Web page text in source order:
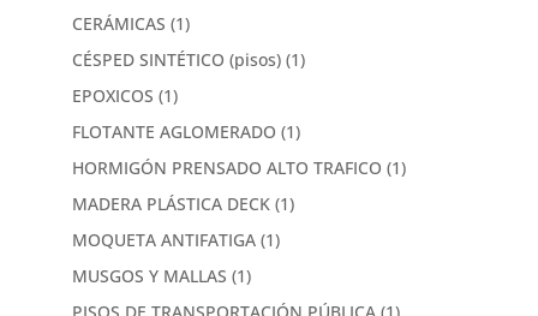
CERÁMICAS (1)
CÉSPED SINTÉTICO (pisos) (1)
EPOXICOS (1)
FLOTANTE AGLOMERADO (1)
HORMIGÓN PRENSADO ALTO TRAFICO (1)
MADERA PLÁSTICA DECK (1)
MOQUETA ANTIFATIGA (1)
MUSGOS Y MALLAS (1)
PISOS DE TRANSPORTACIÓN PÚBLICA (1)